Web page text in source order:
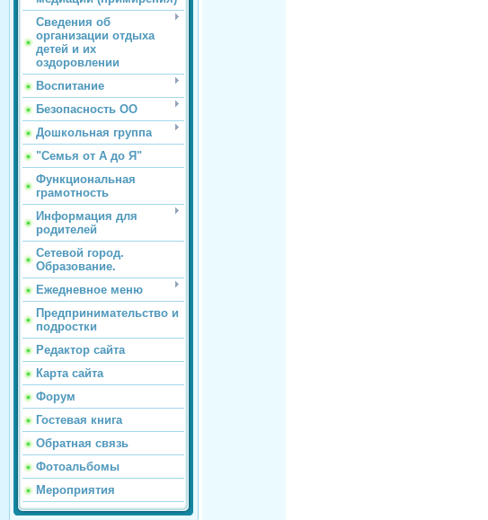
Сведения об
организации отдыха
детей и их
оздоровлении
Воспитание
Безопасность ОО
Дошкольная группа
"Семья от А до Я"
Функциональная
грамотность
Информация для
родителей
Сетевой город.
Образование.
Ежедневное меню
Предпринимательство и
подростки
Редактор сайта
Карта сайта
Форум
Гостевая книга
Обратная связь
Фотоальбомы
Мероприятия